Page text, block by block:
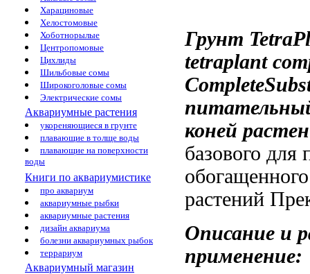
Харациновые
Хелостомовые
Хоботнорылые
Центропомовые
Цихлиды
Шильбовые сомы
Широкоголовые сомы
Электрические сомы
Аквариумные растения
укореняющиеся в грунте
плавающие в толще воды
плавающие на поверхности
воды
Книги по аквариумистике
про аквариум
аквариумные рыбки
аквариумные растения
дизайн аквариума
болезни аквариумных рыбок
террариум
Аквариумный магазин
Грунт
tetraplant
коней
базового для
растений
Описание и
применение: